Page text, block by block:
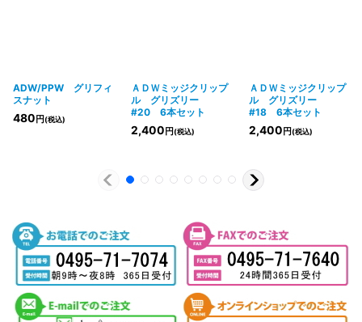
ADW/PPW グリフィ
スナット
480 円(税込)
ＡＤＷミッジクリップ
ル グリズリー
#20 6本セット
2,400 円(税込)
ＡＤＷミッジクリップ
ル グリズリー
#18 6本セット
2,400 円(税込)